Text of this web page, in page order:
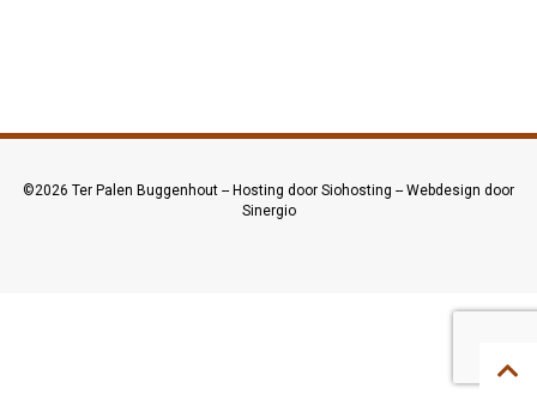
©2026 Ter Palen Buggenhout -- Hosting door Siohosting -- Webdesign door
Sinergio